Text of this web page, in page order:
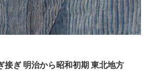
接ぎ明治から昭和初期 東北地方